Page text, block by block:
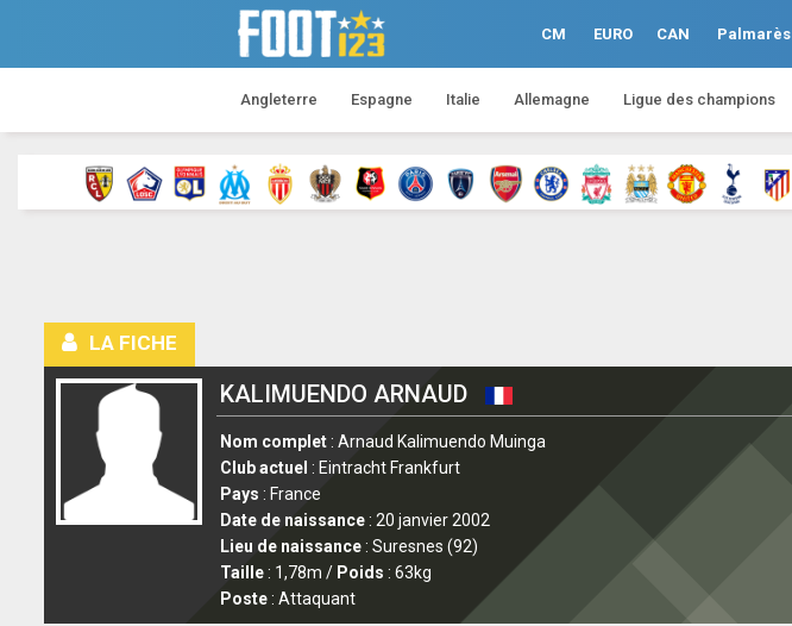
CM EURO CAN Palmarès
Angleterre Espagne Italie Allemagne Ligue des champions
LA FICHE
KALIMUENDO ARNAUD
Nom complet : Arnaud Kalimuendo Muinga
Club actuel : Eintracht Frankfurt
Pays : France
Date de naissance: 20 janvier 2002
Lieu de naissance: Suresnes (92)
Taille: 1,78m / Poids : 63kg
Poste: Attaquant